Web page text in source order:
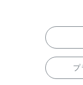
プ